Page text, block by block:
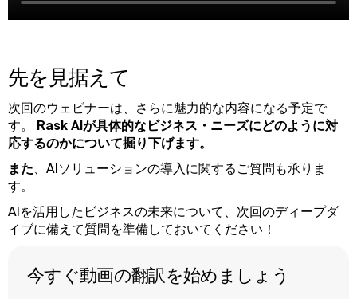
先を見据えて
次回のウェビナーは、さらに魅力的な内容になる予定で
す。
Rask AIが具体的なビジネス・ニーズにどのように対
応するのかについて掘り下げます。
また 、AIソリューションの導入に関するご質問も承りま
す。
AIを活用したビジネスの未来について、次回のディープダ
イブに備えて質問を準備しておいてください！
今すぐ動画の翻訳を始めましょう